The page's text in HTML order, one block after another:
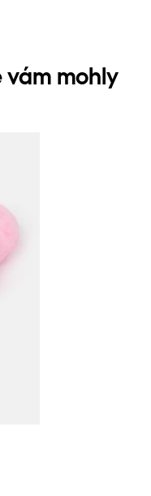
vám mohly